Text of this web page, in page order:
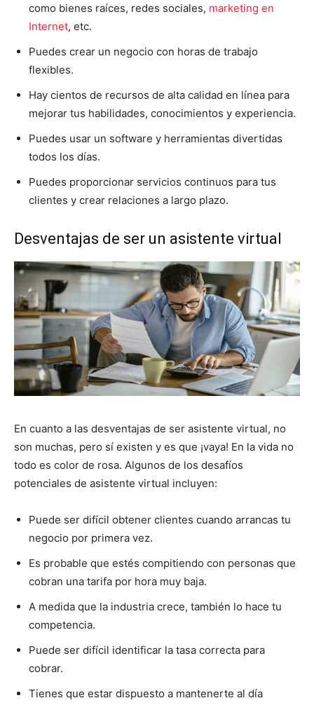
como bienes raíces, redes sociales, marketing en
Internet, etc.
Puedes crear un negocio con horas de trabajo
flexibles.
Hay cientos de recursos de alta calidad en línea para
mejorar tus habilidades, conocimientos y experiencia.
Puedes usar un software y herramientas divertidas
todos los días.
Puedes proporcionar servicios continuos para tus
clientes y crear relaciones a largo plazo.
Desventajas de ser un asistente virtual
En cuanto a las desventajas de ser asistente virtual, no
son muchas, pero sí existen y es que ¡vaya! En la vida no
todo es color de rosa. Algunos de los desafíos
potenciales de asistente virtual incluyen:
Puede ser difícil obtener clientes cuando arrancas tu
negocio por primera vez.
Es probable que estés compitiendo con personas que
cobran una tarifa por hora muy baja.
A medida que la industria crece, también lo hace tu
competencia.
Puede ser difícil identificar la tasa correcta para
cobrar.
Tienes que estar dispuesto a mantenerte al día